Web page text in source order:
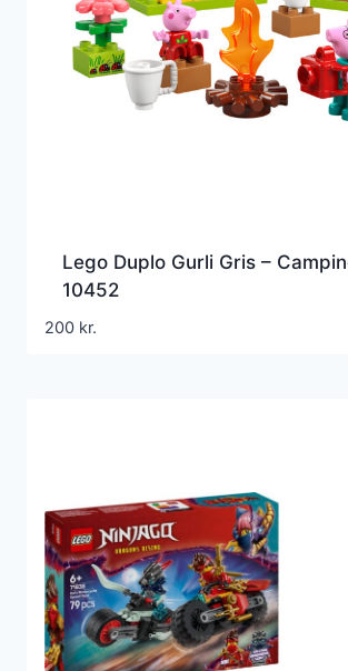
Lego Duplo Gurli Gris –
10452
200 kr.